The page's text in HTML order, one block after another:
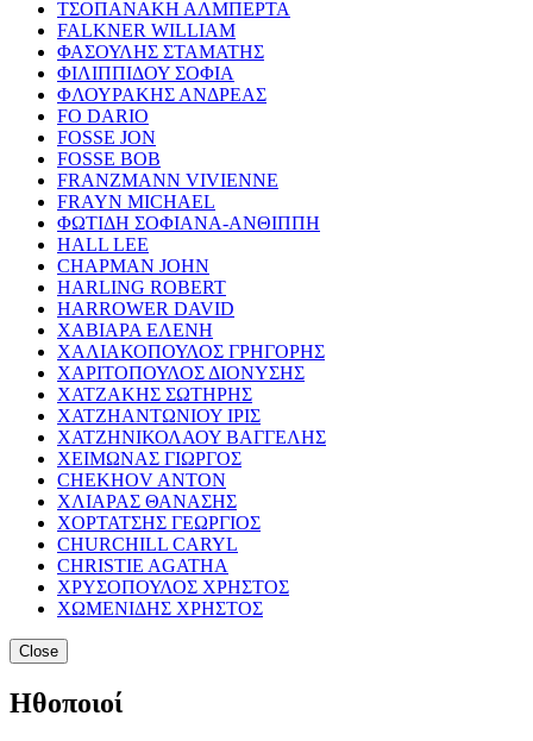
ΤΣΟΠΑΝΑΚΗ ΑΛΜΠΕΡΤΑ
FALKNER WILLIAM
ΦΑΣΟΥΛΗΣ ΣΤΑΜΑΤΗΣ
ΦΙΛΙΠΠΙΔΟΥ ΣΟΦΙΑ
ΦΛΟΥΡΑΚΗΣ ΑΝΔΡΕΑΣ
FO DARIO
FOSSE JON
FOSSE BOB
FRANZMANN VIVIENNE
FRAYN MICHAEL
ΦΩΤΙΔΗ ΣΟΦΙΑΝΑ-ΑΝΘΙΠΠΗ
HALL LEE
CHAPMAN JOHN
HARLING ROBERT
HARROWER DAVID
ΧΑΒΙΑΡΑ ΕΛΕΝΗ
ΧΑΛΙΑΚΟΠΟΥΛΟΣ ΓΡΗΓΟΡΗΣ
ΧΑΡΙΤΟΠΟΥΛΟΣ ΔΙΟΝΥΣΗΣ
ΧΑΤΖΑΚΗΣ ΣΩΤΗΡΗΣ
ΧΑΤΖΗΑΝΤΩΝΙΟΥ ΙΡΙΣ
ΧΑΤΖΗΝΙΚΟΛΑΟΥ ΒΑΓΓΕΛΗΣ
ΧΕΙΜΩΝΑΣ ΓΙΩΡΓΟΣ
CHEKHOV ANTON
ΧΛΙΑΡΑΣ ΘΑΝΑΣΗΣ
ΧΟΡΤΑΤΣΗΣ ΓΕΩΡΓΙΟΣ
CHURCHILL CARYL
CHRISTIE AGATHA
ΧΡΥΣΟΠΟΥΛΟΣ ΧΡΗΣΤΟΣ
ΧΩΜΕΝΙΔΗΣ ΧΡΗΣΤΟΣ
Close
Ηθοποιοί